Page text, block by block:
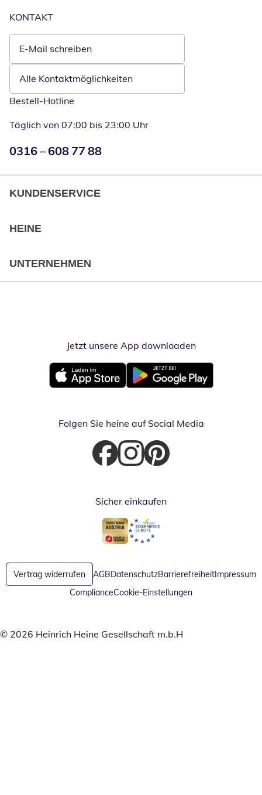
KONTAKT
E-Mail schreiben
Öffnet E-Mail-Client
Alle Kontaktmöglichkeiten
Bestell-Hotline
Täglich von 07:00 bis 23:00 Uhr
Numéro de téléphone:
0316 – 608 77 88
KUNDENSERVICE
HEINE
UNTERNEHMEN
Jetzt unsere App downloadenÖffnet in
Öffnet in neuem FensterÖffnet in neuem Fenster
Folgen Sie heine auf Social Media
Öffnet in neuem Fenster
Öffnet in neuem Fenster
Öffnet in neuem Fenster
Sicher einkaufen
Öffnet in neuem Fenster
Öffnet in neuem Fenster
Vertrag widerrufen AGBDatenschutzBarrierefreiheitImpressum
ComplianceCookie-Einstellungen
© 2026 Heinrich Heine Gesellschaft m.b.H